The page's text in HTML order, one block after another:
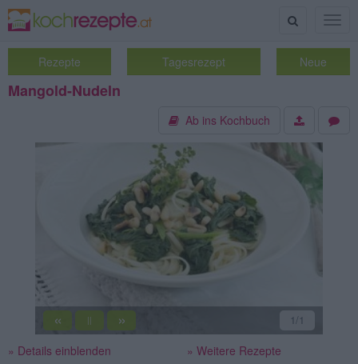
Suche
Rezepte Tagesrezept Neue
Mangold-Nudeln
Ab ins Kochbuch
« || » 1/1
» Details einblenden » Weitere Rezepte